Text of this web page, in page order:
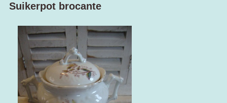
Suikerpot brocante